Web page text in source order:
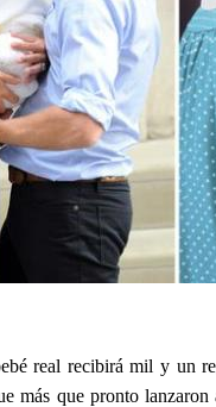
real recibirá mil y un
más que pronto